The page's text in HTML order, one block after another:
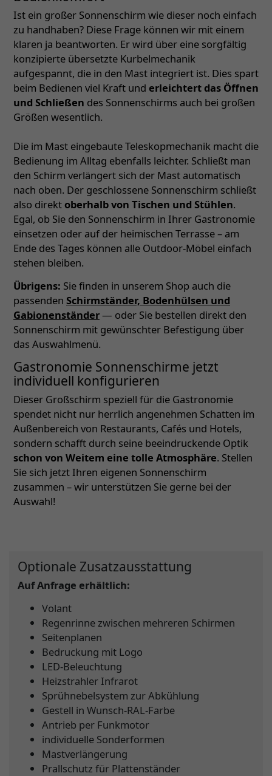
Ist ein großer Sonnenschirm wie dieser noch einfach
zu handhaben? Diese Frage können wir mit einem
klaren ja beantworten. Er wird über eine sorgfältig
konzipierte übersetzte Kurbelmechanik
aufgespannt, die in den Mast integriert ist. Dies spart
beim Bedienen viel Kraft und erleichtert das Öffnen
und Schließen des Sonnenschirms auch bei großen
Größen wesentlich.
Die im Mast eingebaute Teleskopmechanik macht die
Bedienung im Alltag ebenfalls leichter. Schließt man
den Schirm verlängert sich der Mast automatisch
nach oben. Der geschlossene Sonnenschirm schließt
also direktoberhalb von Tischen und Stühlen.
Egal, ob Sie den Sonnenschirm in Ihrer Gastronomie
einsetzen oder auf der heimischen Terrasse – am
Ende des Tages können alle Outdoor-Möbel einfach
stehen bleiben.
Übrigens: Sie finden in unserem Shop auch die
passenden Schirmständer, Bodenhülsen und
Gabionenständer— oder Sie bestellen direkt den
Sonnenschirm mit gewünschter Befestigung über
das Auswahlmenü.
Gastronomie Sonnenschirme jetzt
individuell konfigurieren
Dieser Großschirm speziell für die Gastronomie
spendet nicht nur herrlich angenehmen Schatten im
Außenbereich von Restaurants, Cafés und Hotels,
sondern schafft durch seine beeindruckende Optik
schon von Weitem eine tolle Atmosphäre. Stellen
Sie sich jetzt Ihren eigenen Sonnenschirm
zusammen – wir unterstützen Sie gerne bei der
Auswahl!
Optionale Zusatzausstattung
Auf Anfrage erhältlich:
Volant
Regenrinne zwischen mehreren Schirmen
Seitenplanen
Bedruckung mit Logo
LED-Beleuchtung
Heizstrahler Infrarot
Sprühnebelsystem zur Abkühlung
Gestell in Wunsch-RAL-Farbe
Antrieb per Funkmotor
individuelle Sonderformen
Mastverlängerung
Prallschutz für Plattenständer